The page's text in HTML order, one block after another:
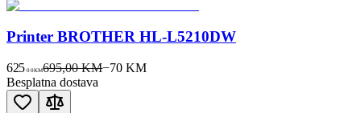
Printer BROTHER HL-L5210DW
625 00KM695,00 KM−70 KM
Besplatna dostava